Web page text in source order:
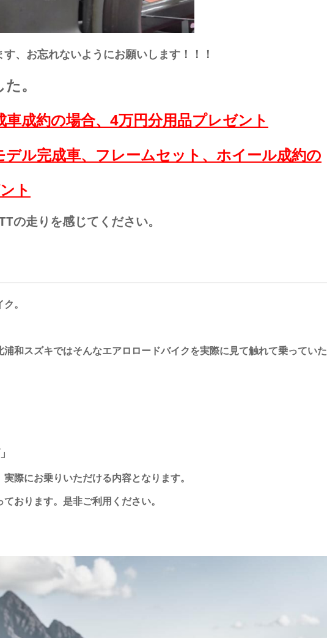
、お忘れないようにお願いします！！！
。
車成約の場合、4万円分用品プレゼント
ル完成車、フレームセット、ホイール成約の
ト
の走りを感じてください。
。
和スズキではそんなエアロロードバイクを実際に見て触れて乗っていた
」
際にお乗りいただける内容となります。
おります。是非ご利用ください。